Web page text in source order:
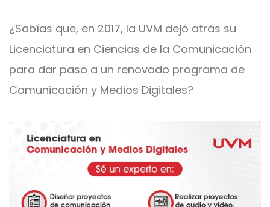
¿Sabías que, en 2017, la UVM dejó atrás su
Licenciatura en Ciencias de la Comunicación
para dar paso a un renovado programa de
Comunicación y Medios Digitales?